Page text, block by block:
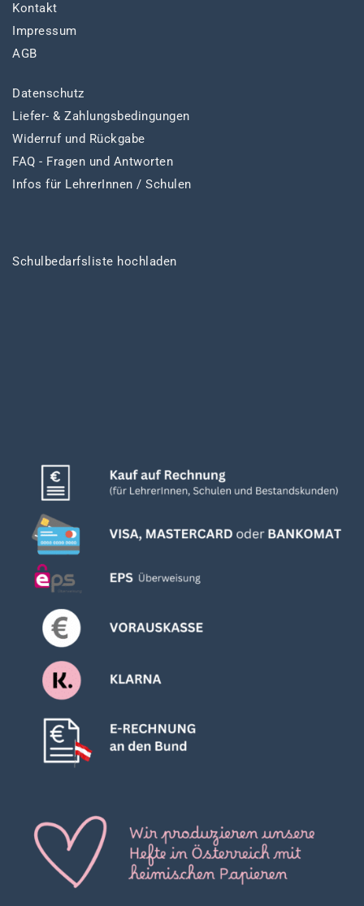
Kontakt
Impressum
AGB
Datenschutz
Liefer- & Zahlungsbedingungen
Widerruf und Rückgabe
FAQ - Fragen und Antworten
Infos für LehrerInnen / Schulen
Schulbedarfsliste hochladen